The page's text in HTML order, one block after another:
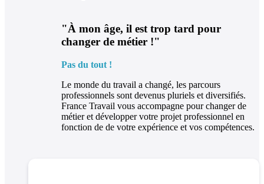
"À mon âge, il est trop tard pour
changer de métier !"
Pas du tout !
Le monde du travail a changé, les parcours
professionnels sont devenus pluriels et diversifiés.
France Travail vous accompagne pour changer de
métier et développer votre projet professionnel en
fonction de de votre expérience et vos compétences.